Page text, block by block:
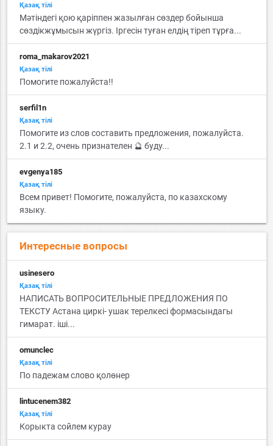
Қазақ тiлi
Мәтіндегі қою қаріппен жазылған сөздер бойынша
сөздікжұмысын жүргіз. Іргесін туған елдің тіреп тұрға...
roma_makarov2021
Қазақ тiлi
Помогите пожалуйста!!
serfil1n
Қазақ тiлi
Помогите из слов составить предложения, пожалуйста.
2.1 и 2.2, очень признателен 🔮 буду...
evgenya185
Қазақ тiлi
Всем привет! Помогите, пожалуйста, по казахскому
языку.
Интересные вопросы
usinesero
Қазақ тiлi
НАПИСАТЬ ВОПРОСИТЕЛЬНЫЕ ПРЕДЛОЖЕНИЯ ПО
ТЕКСТУ Астана циркi- ушак терелкесi формасындагы
гимарат. iшi...
omunclec
Қазақ тiлi
По падежам слово қолөнер
lintucenem382
Қазақ тiлi
Корыкта сойлем курау